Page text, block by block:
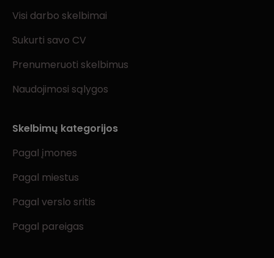
Visi darbo skelbimai
Sukurti savo CV
Prenumeruoti skelbimus
Naudojimosi sąlygos
Skelbimų kategorijos
Pagal įmones
Pagal miestus
Pagal verslo sritis
Pagal pareigas